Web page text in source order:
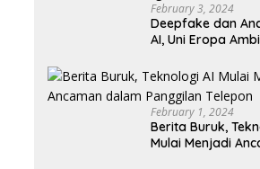
February 3, 2024
Deepfake dan
AI, Uni Eropa
February 1, 2024
Berita Buruk,
Mulai Menjadi